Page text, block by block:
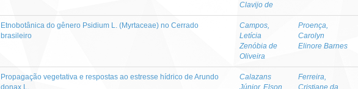
Clavijo de
Etnobotânica do gênero Psidium L. (Myrtaceae) no Cerrado
brasileiro
Campos,
Letícia
Zenóbia de
Oliveira
Proença,
Carolyn
Elinore Barnes
Propagação vegetativa e respostas ao estresse hídrico de Arundo
donax L.
Calazans
Júnior, Elson
Ferreira,
Cristiane da